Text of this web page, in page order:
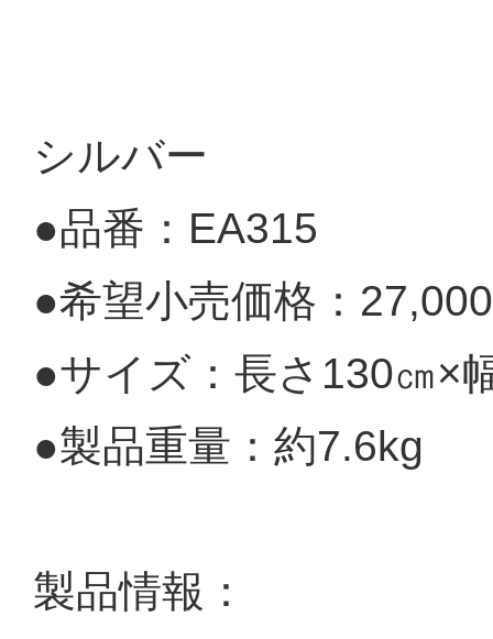
シルバー
●品番：EA315
●希望小売価格：
●サイズ：長さ130㎝×
●製品重量：約7.6kg
製品情報：